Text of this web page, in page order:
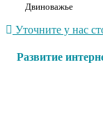
Двиноважье
Уточните у нас
Развитие